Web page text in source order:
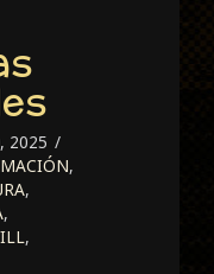
2025
,
,
,
,